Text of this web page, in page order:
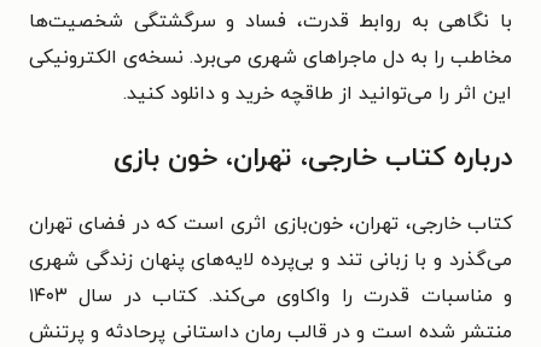
با نگاهی به روابط قدرت، فساد و سرگشتگی شخصیت‌ها
مخاطب را به دل ماجراهای شهری می‌برد. نسخه‌ی الکترونیکی
این اثر را می‌توانید از طاقچه خرید و دانلود کنید.
درباره کتاب خارجی، تهران، خون بازی
کتاب خارجی، تهران، خون‌بازی اثری است که در فضای تهران
می‌گذرد و با زبانی تند و بی‌پرده لایه‌های پنهان زندگی شهری
و مناسبات قدرت را واکاوی می‌کند. کتاب در سال ۱۴۰۳
منتشر شده است و در قالب رمان داستانی پرحادثه و پرتنش